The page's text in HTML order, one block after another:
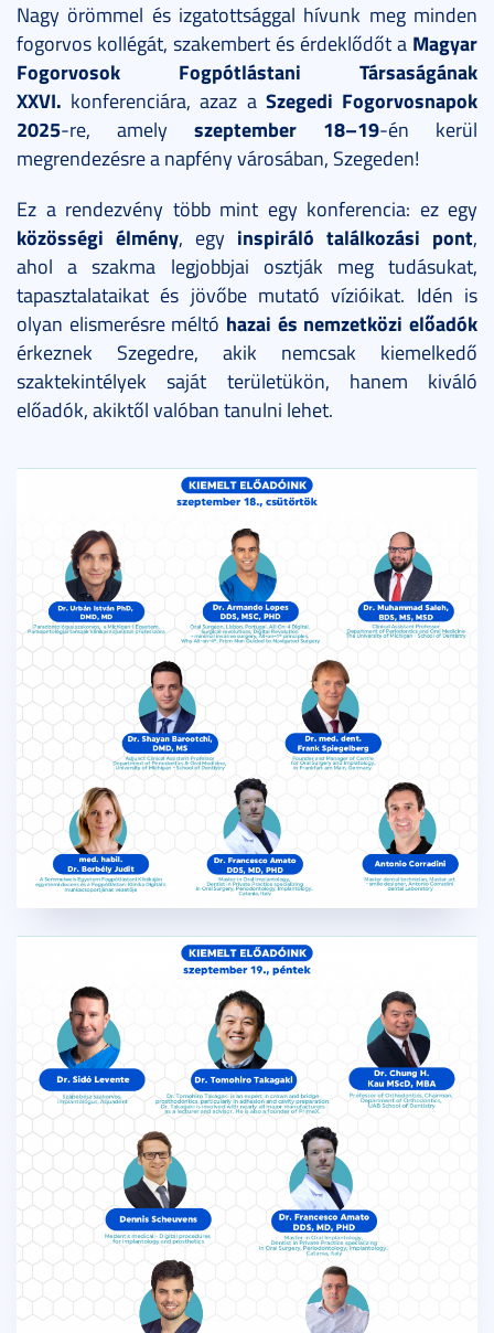
Nagy örömmel és izgatottsággal hívunk meg minden
fogorvos kollégát, szakembert és érdeklődőt a Magyar
Fogorvosok Fogpótlástani Társaságának
XXVI. konferenciára, azaz a Szegedi Fogorvosnapok
2025-re, amely szeptember 18–19-én kerül
megrendezésre a napfény városában, Szegeden!
Ez a rendezvény több mint egy konferencia: ez egy
közösségi élmény, egy inspiráló találkozási pont,
ahol a szakma legjobbjai osztják meg tudásukat,
tapasztalataikat és jövőbe mutató vízióikat. Idén is
olyan elismerésre méltó hazai és nemzetközi előadók
érkeznek Szegedre, akik nemcsak kiemelkedő
szaktekintélyek saját területükön, hanem kiváló
előadók, akiktől valóban tanulni lehet.